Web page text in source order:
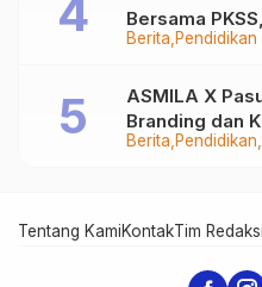
Berita Pendidikan
Bersama
Group
Berita Pendidikan
ASMILA X
Branding dan
Bersama SDKF
Tentang KamiKontakTim Redaksi